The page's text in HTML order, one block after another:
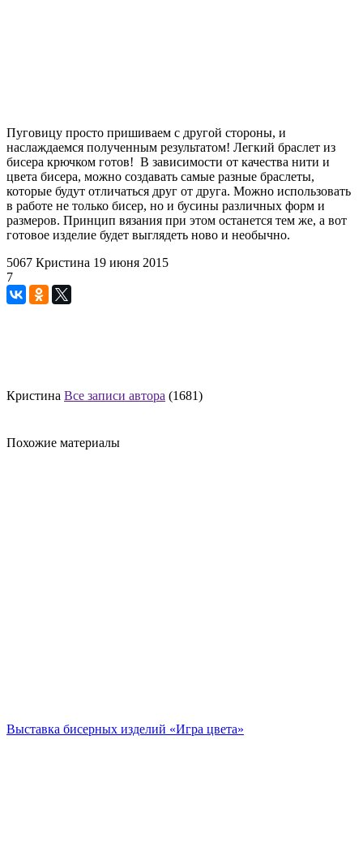
Пуговицу просто пришиваем с другой стороны, и
наслаждаемся полученным результатом! Легкий браслет из
бисера крючком готов! В зависимости от качества нити и
цвета бисера, можно создавать самые разные браслеты,
которые будут отличаться друг от друга. Можно использовать
в работе не только бисер, но и бусины различных форм и
размеров. Принцип вязания при этом останется тем же, а вот
готовое изделие будет выглядеть ново и необычно.
5067 Кристина 19 июня 2015
7
Кристина Все записи автора (1681)
Похожие материалы
Выставка бисерных изделий «Игра цвета»